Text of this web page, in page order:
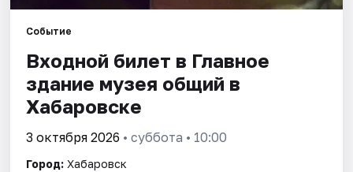
Событие
Входной билет в Главное
здание музея общий в
Хабаровске
3 октября 2026 • суббота • 10:00
Город: Хабаровск